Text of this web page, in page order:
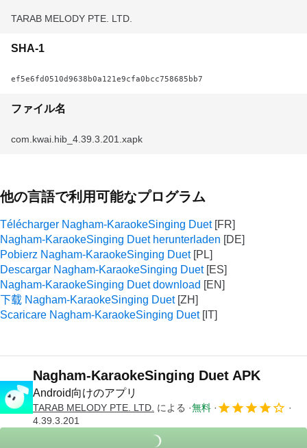
TARAB MELODY PTE. LTD.
SHA-1
ef5e6fd0510d9638b0a121e9cfa0bcc758685bb7
ファイル名
com.kwai.hib_4.39.3.201.xapk
他の言語で利用可能なプログラム
Télécharger Nagham-KaraokeSinging Duet
Nagham-KaraokeSinging Duet herunterladen
Pobierz Nagham-KaraokeSinging Duet
Descargar Nagham-KaraokeSinging Duet
Nagham-KaraokeSinging Duet download
下载 Nagham-KaraokeSinging Duet
Scaricare Nagham-KaraokeSinging Duet
Nagham-KaraokeSinging Duet APK
Android向けのアプリ
TARAB MELODY PTE. LTD. による
無料
4.39.3.201